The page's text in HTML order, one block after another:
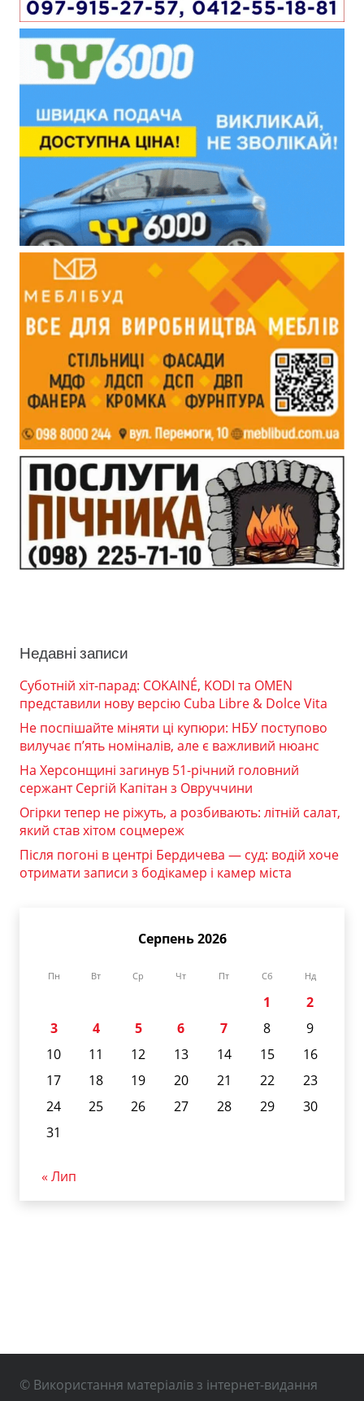
Недавні записи
Суботній хіт-парад: COKAINÉ, KODI та OMEN
представили нову версію Cuba Libre & Dolce Vita
Не поспішайте міняти ці купюри: НБУ поступово
вилучає п’ять номіналів, але є важливий нюанс
На Херсонщині загинув 51-річний головний
сержант Сергій Капітан з Овруччини
Огірки тепер не ріжуть, а розбивають: літній салат,
який став хітом соцмереж
Після погоні в центрі Бердичева — суд: водій хоче
отримати записи з бодікамер і камер міста
Серпень 2026
Пн Вт Ср Чт Пт Сб Нд
1
2
3
4 5 6 7 8
9
10
11 12 13 14 15
16
17
18 19 20 21 22
23
24
25 26 27 28 29
30
31
« Лип
© Використання матеріалів з інтернет-видання